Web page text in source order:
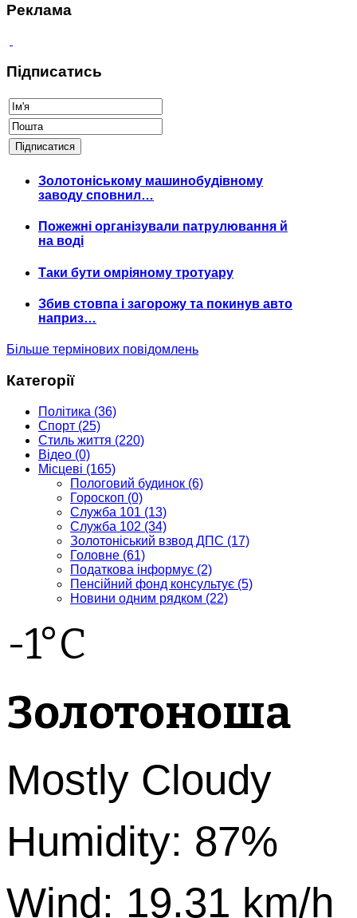
Реклама
Підписатись
Золотоніському машинобудівному
заводу сповнил…
Пожежні організували патрулювання й
на воді
Таки бути омріяному тротуару
Збив стовпа і загорожу та покинув авто
наприз…
Більше термінових повідомлень
Категорії
Політика (36)
Спорт (25)
Стиль життя (220)
Відео (0)
Місцеві (165)
Пологовий будинок (6)
Гороскоп (0)
Служба 101 (13)
Служба 102 (34)
Золотоніський взвод ДПС (17)
Головне (61)
Податкова інформує (2)
Пенсійний фонд консультує (5)
Новини одним рядком (22)
-1°C
Золотоноша
Mostly Cloudy
Humidity: 87%
Wind: 19.31 km/h